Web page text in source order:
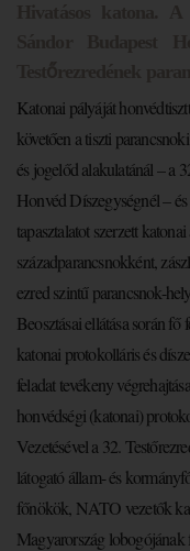
Katonai pályáját
követően a tiszti
és jogelőd alakulatánál – a
Honvéd Díszegységnél –
tapasztalatot szerzett
századparancsnokként,
ezred szintű parancsnok-
Beosztásai ellátása során fő
katonai protokolláris és
feladat tevékeny
honvédségi (katonai)
Vezetésével a 32.
látogató állam- és
főnökök, NATO vezetők
Magyarország lobogójának